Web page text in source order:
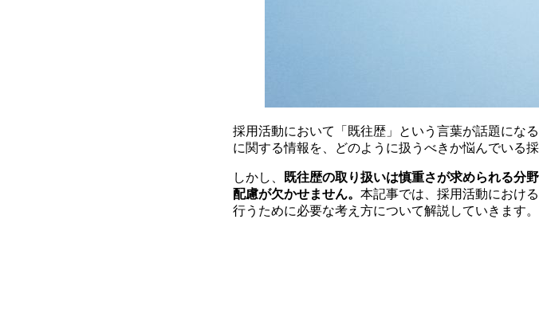
採用活動において「既往歴」という言葉が話題にな
に関する情報を、どのように扱うべきか悩んでいる
しかし、
既往歴の取り扱いは慎重さが求められる分
配慮が欠かせません。 本記事では、採用活動におけ
行うために必要な考え方について解説していきます。